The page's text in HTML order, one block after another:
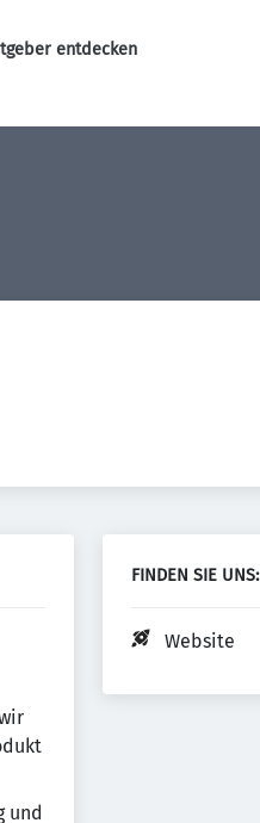
entdecken
und
FINDEN SIE UNS:
Website